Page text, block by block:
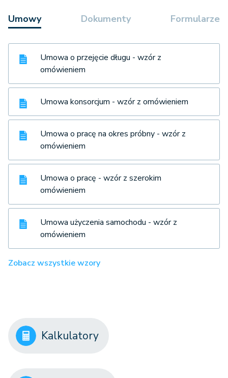
Umowy Dokumenty Formularze
Umowa o przejęcie długu - wzór z
omówieniem
Umowa konsorcjum - wzór z omówieniem
Umowa o pracę na okres próbny - wzór z
omówieniem
Umowa o pracę - wzór z szerokim
omówieniem
Umowa użyczenia samochodu - wzór z
omówieniem
Zobacz wszystkie wzory
Kalkulatory